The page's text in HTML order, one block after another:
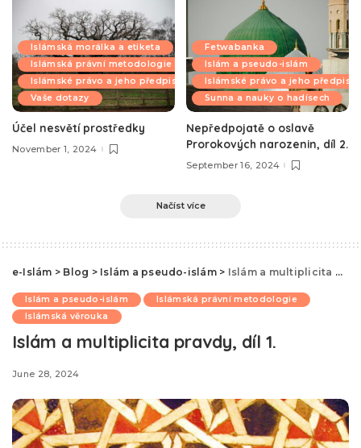
Islámská morálka a etiketa
Islámská právní metodologie
Islámské právo a jeho předpisy
Vaše dotazy
Účel nesvětí prostředky
November 1, 2024
Fetwabanka
Islám a pseudo-islám
Islámské právo a jeho předpisy
Sunna a nauky o hadísech
Nepředpojatě o oslavě
Prorokových narozenin, díl 2.
September 16, 2024
Načíst více
e-Islám > Blog > Islám a pseudo-islám> Islám a multiplicita pravdy, díl 1.
Islám a pseudo-islám
Islámská právní metodologie
Islámská věrouka
Islám a multiplicita pravdy, díl 1.
June 28, 2024